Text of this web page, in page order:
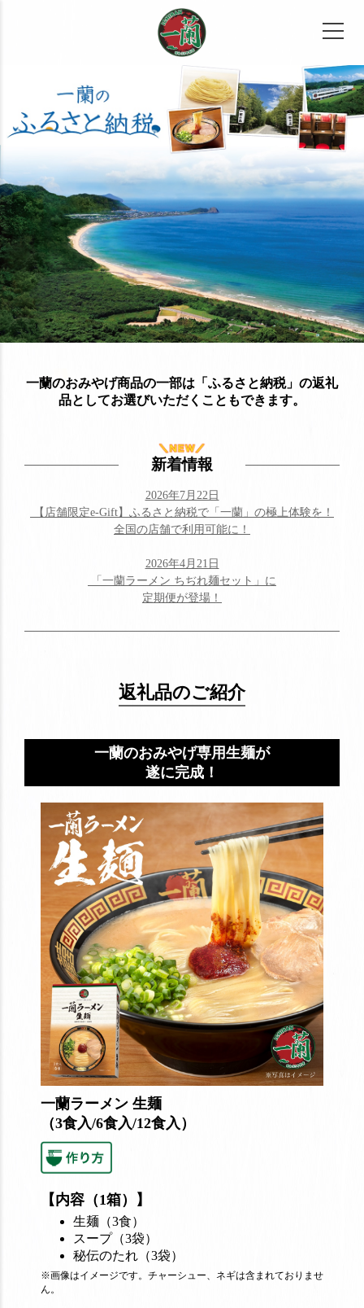
一蘭のおみやげ商品の一部は「ふるさと納税」の返礼
品としてお選びいただくこともできます。
新着情報
2026年7月22日
【店舗限定e-Gift】ふるさと納税で「一蘭」の極上体験を！
全国の店舗で利用可能に！
2026年4月21日
「一蘭ラーメン ちぢれ麺セット」に
定期便が登場！
返礼品のご紹介
一蘭のおみやげ専用生麺が
遂に完成！
一蘭ラーメン 生麺
（3食入/6食入/12食入）
【内容（1箱）】
生麺（3食）
スープ（3袋）
秘伝のたれ（3袋）
※画像はイメージです。チャーシュー、ネギは含まれておりませ
ん。